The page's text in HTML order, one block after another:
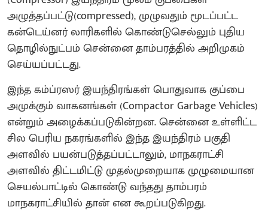
அழுத்தப்பட்டு(compressed), முழுவதும் மூடப்பட்ட
கன்டெய்னர் லாரிகளில் கொண்டுசெல்லும் புதிய
தொழில்நுட்பம் சென்னை தாம்பரத்தில் அறிமுகம்
செய்யப்பட்டது.
இந்த கம்ப்ரஸர் இயந்திரங்கள் பொதுவாக குப்பை
அமுக்கும் வாகனங்கள் (Compactor Garbage Vehicles)
என்றும் அழைக்கப்படுகின்றன. சென்னை உள்ளிட்ட
சில பெரிய நகரங்களில் இந்த இயந்திரம் பகுதி
அளவில் பயன்படுத்தப்பட்டாலும், மாநகராட்சி
அளவில் திட்டமிட்டு முதல்முறையாக முழுமையான
செயல்பாட்டில் கொண்டு வந்தது தாம்பரம்
மாநகராட்சியில் தான் என கூறப்படுகிறது.